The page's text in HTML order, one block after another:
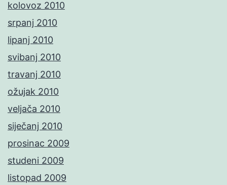
kolovoz 2010
srpanj 2010
lipanj 2010
svibanj 2010
travanj 2010
ožujak 2010
veljača 2010
siječanj 2010
prosinac 2009
studeni 2009
listopad 2009